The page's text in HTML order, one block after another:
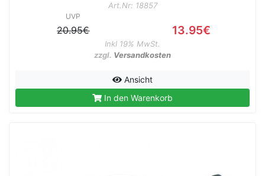
Art.Nr: 18857
UVP
20.95€ 13.95€
Inkl 19% MwSt.
zzgl. Versandkosten
Ansicht
In den Warenkorb